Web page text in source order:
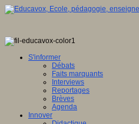
S'informer
Débats
Faits marquants
Interviews
Reportages
Brèves
Agenda
Innover